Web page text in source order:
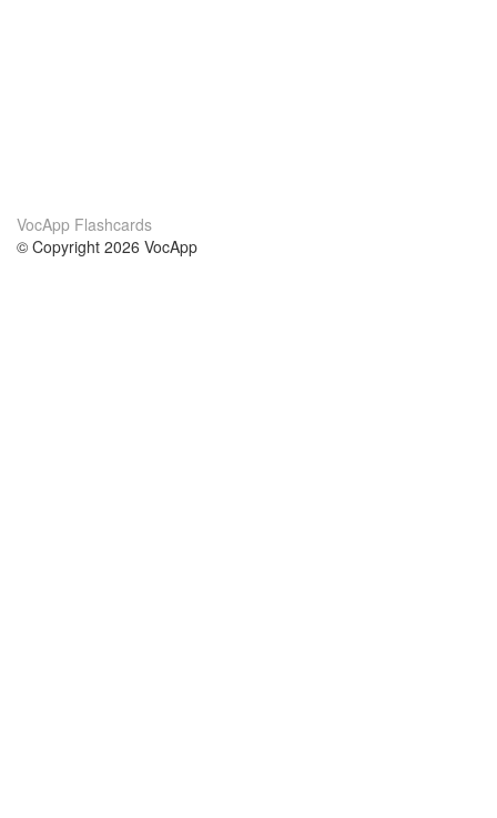
VocApp Flashcards
© Copyright 2026 VocApp